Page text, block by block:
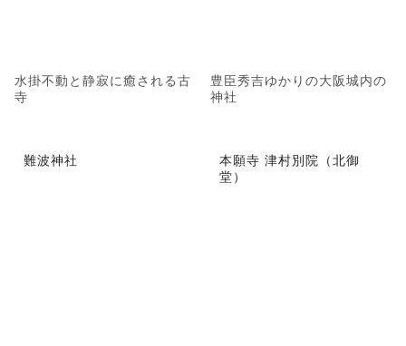
水掛不動と静寂に癒される古
寺
豊臣秀吉ゆかりの大阪城内の
神社
難波神社
本願寺 津村別院（北御
堂）